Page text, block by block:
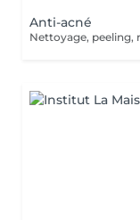
Anti-acné
Nettoyage, peeling,